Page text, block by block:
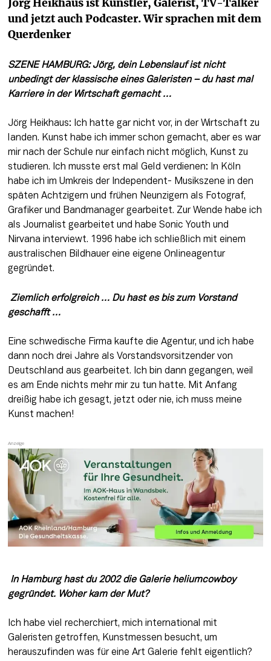
Jörg Heikhaus ist Künstler, Galerist, TV-Talker
und jetzt auch Podcaster. Wir sprachen mit dem
Querdenker
SZENE HAMBURG: Jörg, dein Lebenslauf ist nicht
unbedingt der klassische eines Galeristen – du hast mal
Karriere in der Wirtschaft gemacht …
Jörg Heikhaus: Ich hatte gar nicht vor, in der Wirtschaft zu
landen. Kunst habe ich immer schon gemacht, aber es war
mir nach der Schule nur einfach nicht möglich, Kunst zu
studieren. Ich musste erst mal Geld verdienen: In Köln
habe ich im Umkreis der Independent- Musikszene in den
späten Achtzigern und frühen Neunzigern als Fotograf,
Grafiker und Bandmanager gearbeitet. Zur Wende habe ich
als Journalist gearbeitet und habe Sonic Youth und
Nirvana interviewt. 1996 habe ich schließlich mit einem
australischen Bildhauer eine eigene Onlineagentur
gegründet.
geschafft …
Eine schwedische Firma kaufte die Agentur, und ich habe
dann noch drei Jahre als Vorstandsvorsitzender von
Deutschland aus gearbeitet. Ich bin dann gegangen, weil
es am Ende nichts mehr mir zu tun hatte. Mit Anfang
dreißig habe ich gesagt, jetzt oder nie, ich muss meine
Kunst machen!
gegründet. Woher kam der Mut?
Ich habe viel recherchiert, mich international mit
Galeristen getroffen, Kunstmessen besucht, um
herauszufinden was für eine Art Galerie fehlt eigentlich?